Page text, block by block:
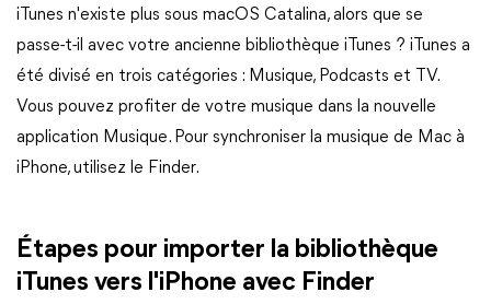
iTunes n'existe plus sous macOS Catalina, alors que se
passe-t-il avec votre ancienne bibliothèque iTunes ? iTunes a
été divisé en trois catégories : Musique, Podcasts et TV.
Vous pouvez profiter de votre musique dans la nouvelle
application Musique. Pour synchroniser la musique de Mac à
iPhone, utilisez le Finder.
Étapes pour importer la bibliothèque
iTunes vers l'iPhone avec Finder